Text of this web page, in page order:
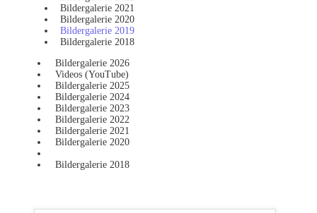
Bildergalerie 2021
Bildergalerie 2020
Bildergalerie 2019
Bildergalerie 2018
Bildergalerie 2026
Videos (YouTube)
Bildergalerie 2025
Bildergalerie 2024
Bildergalerie 2023
Bildergalerie 2022
Bildergalerie 2021
Bildergalerie 2020
Bildergalerie 2018